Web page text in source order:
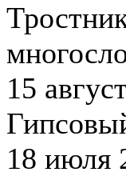
15
18 июля